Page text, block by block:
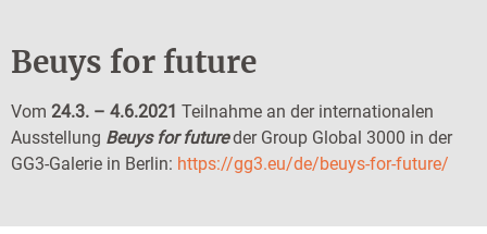
Beuys for future
Vom 24.3. – 4.6.2021 Teilnahme an der internationalen
Ausstellung Beuys for futureder Group Global 3000 in der
GG3-Galerie in Berlin: https://gg3.eu/de/beuys-for-future/